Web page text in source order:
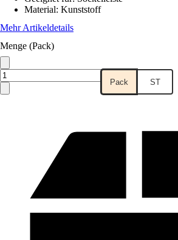
Material: Kunststoff
Mehr Artikeldetails
Menge (Pack)
Pack ST